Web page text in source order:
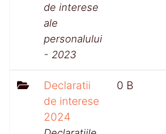
de interese
ale
personalului
- 2023
Declaratii
de interese
2024
0 B